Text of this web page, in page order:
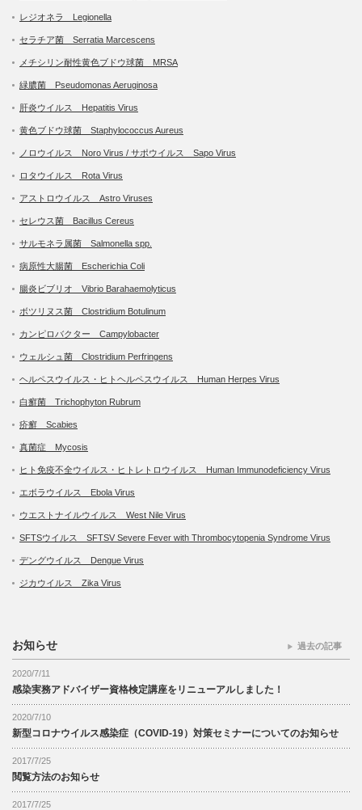
レジオネラ Legionella
セラチア菌 Serratia Marcescens
メチシリン耐性黄色ブドウ球菌 MRSA
緑膿菌 Pseudomonas Aeruginosa
肝炎ウイルス Hepatitis Virus
黄色ブドウ球菌 Staphylococcus Aureus
ノロウイルス Noro Virus / サポウイルス Sapo Virus
ロタウイルス Rota Virus
アストロウイルス Astro Viruses
セレウス菌 Bacillus Cereus
サルモネラ属菌 Salmonella spp.
病原性大腸菌 Escherichia Coli
腸炎ビブリオ Vibrio Barahaemolyticus
ボツリヌス菌 Clostridium Botulinum
カンピロバクター Campylobacter
ウェルシュ菌 Clostridium Perfringens
ヘルペスウイルス・ヒトヘルペスウイルス Human Herpes Virus
白癬菌 Trichophyton Rubrum
疥癬 Scabies
真菌症 Mycosis
ヒト免疫不全ウイルス・ヒトレトロウイルス Human Immunodeficiency Virus
エボラウイルス Ebola Virus
ウエストナイルウイルス West Nile Virus
SFTSウイルス SFTSV Severe Fever with Thrombocytopenia Syndrome Virus
デングウイルス Dengue Virus
ジカウイルス Zika Virus
お知らせ
2020/7/11
感染実務アドバイザー資格検定講座をリニューアルしました！
2020/7/10
新型コロナウイルス感染症（COVID-19）対策セミナーについてのお知らせ
2017/7/25
閲覧方法のお知らせ
2017/7/25
過去の記事